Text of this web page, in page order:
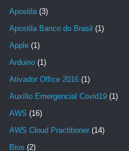
Apostila (3)
Apostila Banco do Brasil (1)
Apple (1)
Arduino (1)
Ativador Office 2016 (1)
Auxílio Emergencial Covid19 (1)
AWS (16)
AWS Cloud Practitioner (14)
Bios (2)